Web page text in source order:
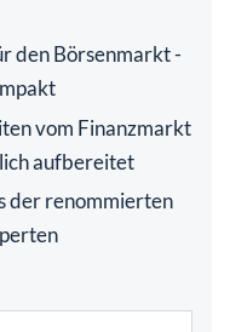
den Börsenmarkt -
vom Finanzmarkt
aufbereitet
der renommierten